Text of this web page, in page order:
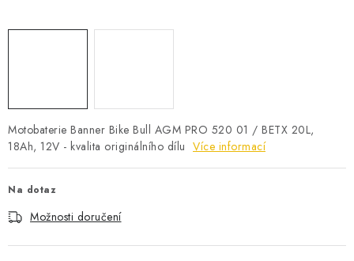
TESTERY BATERIÍ
BATERIE PRO NOUZOVÁ OSVĚTLENÍ
Motobaterie Banner Bike Bull AGM PRO 520 01 / BETX 20L,
18Ah, 12V - kvalita originálního dílu Více informací
Na dotaz
Možnosti doručení